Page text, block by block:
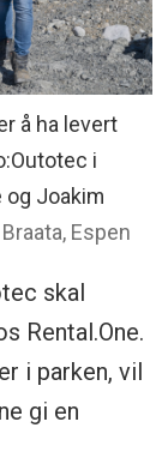
å ha levert
i
og Joakim
Braata, Espen
skal
Rental.One.
i parken, vil
gi en